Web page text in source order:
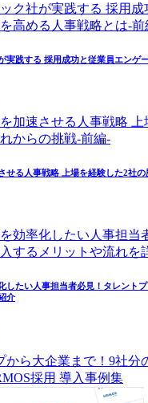
実践する 採用成功と従業員エンゲ
せる人事戦略 上場を経験した2社
したい人事担当者必見！タレント
介